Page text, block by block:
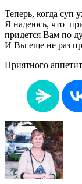
Теперь, когда суп
Я надеюсь, что
придется Вам по
И Вы еще не раз
Приятного